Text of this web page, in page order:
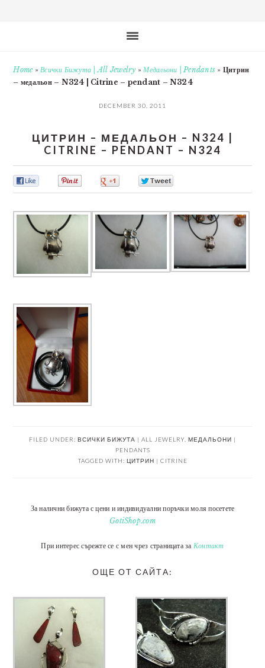
Home»Всички Бижута | All Jewelry »Медальони | Pendants » Цитрин
– медальон – N324 | Citrine – pendant – N324
DECEMBER 30, 2011
ЦИТРИН – МЕДАЛЬОН – N324 |
CITRINE – PENDANT – N324
FILED UNDER: ВСИЧКИ БИЖУТА | ALL JEWELRY МЕДАЛЬОНИ |
PENDANTS
TAGGED WITH: ЦИТРИН | CITRINE
За налични бижута с цени и индивидуални поръчки моля посетете
GotiShop.com
При интерес сърежте се с мен чрез страницата за Контакт
ОЩЕ ОТ САЙТА: